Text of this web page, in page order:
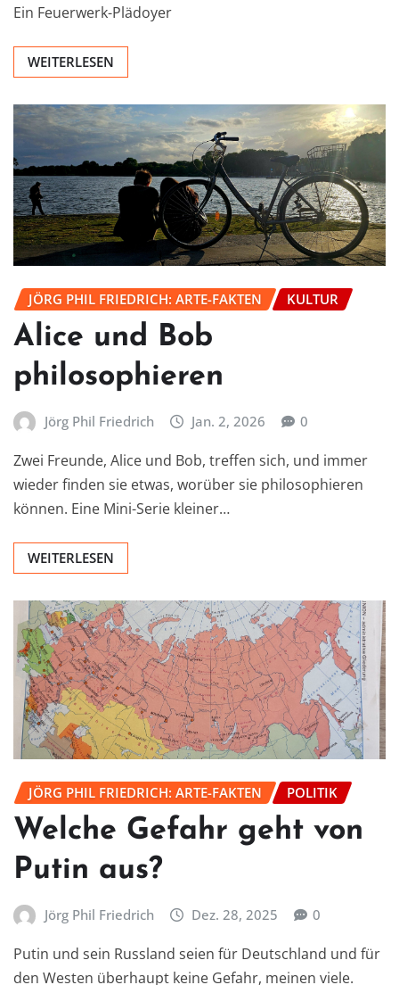
Ein Feuerwerk-Plädoyer
WEITERLESEN
JÖRG PHIL FRIEDRICH: ARTE-FAKTEN KULTUR
Alice und Bob
philosophieren
Jörg Phil Friedrich Jan. 2, 2026 0
Zwei Freunde, Alice und Bob, treffen sich, und immer
wieder finden sie etwas, worüber sie philosophieren
können. Eine Mini-Serie kleiner…
WEITERLESEN
JÖRG PHIL FRIEDRICH: ARTE-FAKTEN POLITIK
Welche Gefahr geht von
Putin aus?
Jörg Phil Friedrich Dez. 28, 2025 0
Putin und sein Russland seien für Deutschland und für
den Westen überhaupt keine Gefahr, meinen viele.